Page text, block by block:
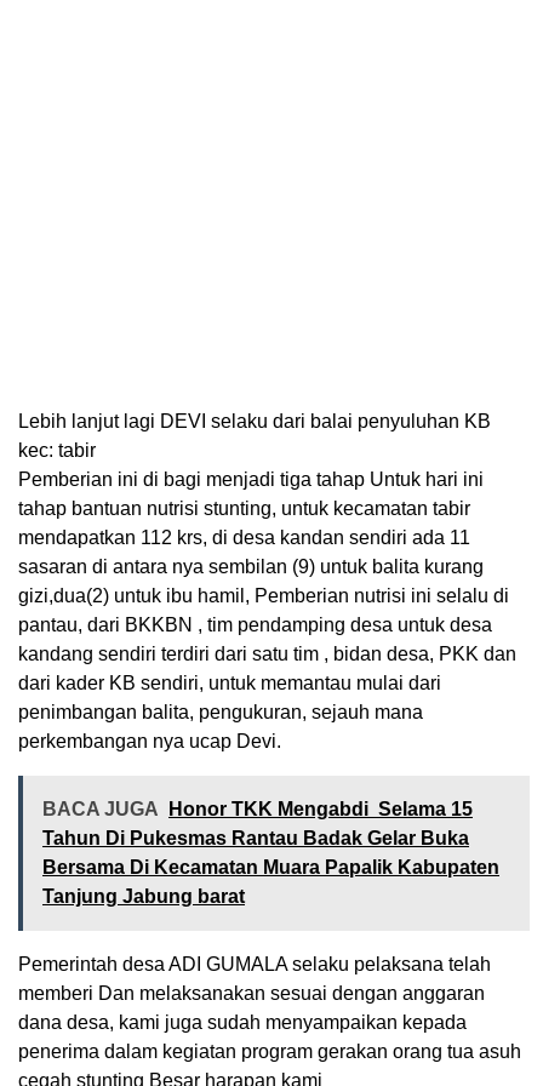
Lebih lanjut lagi DEVI selaku dari balai penyuluhan KB
kec: tabir
Pemberian ini di bagi menjadi tiga tahap Untuk hari ini
tahap bantuan nutrisi stunting, untuk kecamatan tabir
mendapatkan 112 krs, di desa kandan sendiri ada 11
sasaran di antara nya sembilan (9) untuk balita kurang
gizi,dua(2) untuk ibu hamil, Pemberian nutrisi ini selalu di
pantau, dari BKKBN , tim pendamping desa untuk desa
kandang sendiri terdiri dari satu tim , bidan desa, PKK dan
dari kader KB sendiri, untuk memantau mulai dari
penimbangan balita, pengukuran, sejauh mana
perkembangan nya ucap Devi.
BACA JUGA
Honor TKK Mengabdi Selama 15
Tahun Di Pukesmas Rantau Badak Gelar Buka
Bersama Di Kecamatan Muara Papalik Kabupaten
Tanjung Jabung barat
Pemerintah desa ADI GUMALA selaku pelaksana telah
memberi Dan melaksanakan sesuai dengan anggaran
dana desa, kami juga sudah menyampaikan kepada
penerima dalam kegiatan program gerakan orang tua asuh
cegah stunting Besar harapan kami